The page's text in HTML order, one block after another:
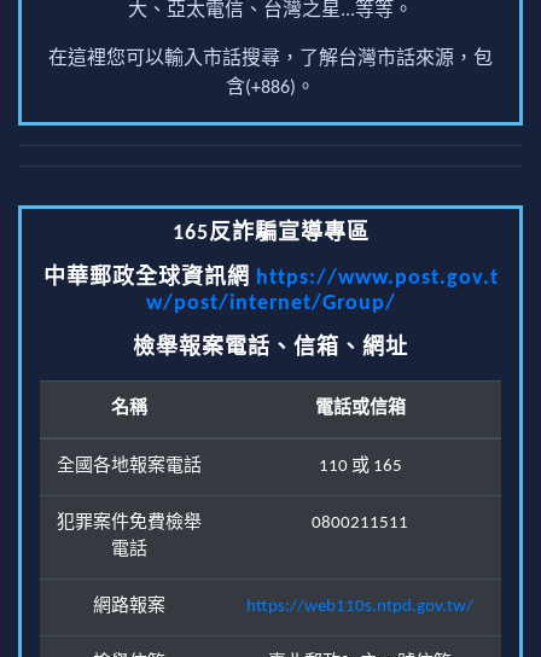
大、亞太電信、台灣之星...等等。
在這裡您可以輸入市話搜尋，了解台灣市話來源，包
含(+886)。
165反詐騙宣導專區
中華郵政全球資訊網 https://www.post.gov.t
w/post/internet/Group/
檢舉報案電話、信箱、網址
名稱 電話或信箱
全國各地報案電話 110 或 165
犯罪案件免費檢舉
電話
0800211511
網路報案 https://web110s.ntpd.gov.tw/